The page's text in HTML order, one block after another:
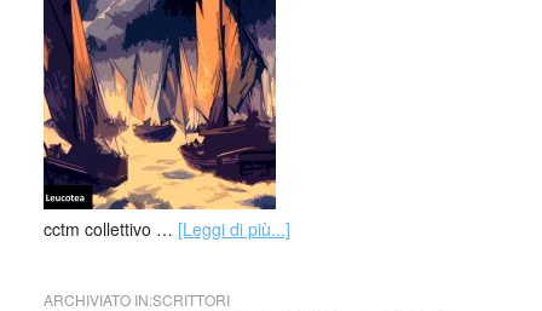
cctm collettivo … [Leggi di più...]
ARCHIVIATO IN:SCRITTORI